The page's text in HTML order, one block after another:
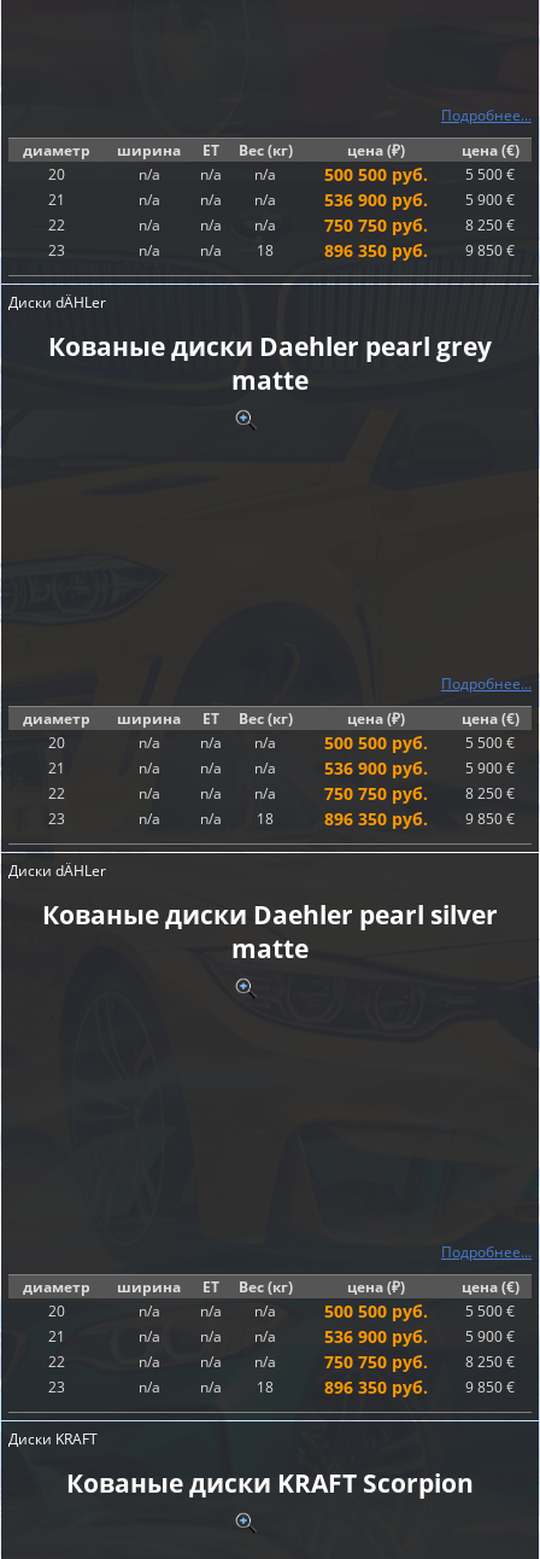
Подробнее...
диаметр
ширина ET Вес (кг) цена (₽)
цена (€)
20
n/a n/a n/a 500 500 руб.
5 500 €
21
n/a n/a n/a 536 900 руб.
5 900 €
22
n/a n/a n/a 750 750 руб.
8 250 €
23
n/a n/a 18 896 350 руб. 9 850 €
Диски dÄHLer
Кованые диски Daehler pearl grey
matte
Подробнее...
диаметр
ширина ET Вес (кг) цена (₽)
цена (€)
20
n/a n/a n/a 500 500 руб.
5 500 €
21
n/a n/a n/a 536 900 руб.
5 900 €
22
n/a n/a n/a 750 750 руб.
8 250 €
23
n/a n/a 18 896 350 руб. 9 850 €
Диски dÄHLer
Кованые диски Daehler pearl silver
matte
Подробнее...
диаметр
ширина ET Вес (кг) цена (₽)
цена (€)
20
n/a n/a n/a 500 500 руб.
5 500 €
21
n/a n/a n/a 536 900 руб.
5 900 €
22
n/a n/a n/a 750 750 руб.
8 250 €
23
n/a n/a 18 896 350 руб. 9 850 €
Диски KRAFT
Кованые диски KRAFT Scorpion